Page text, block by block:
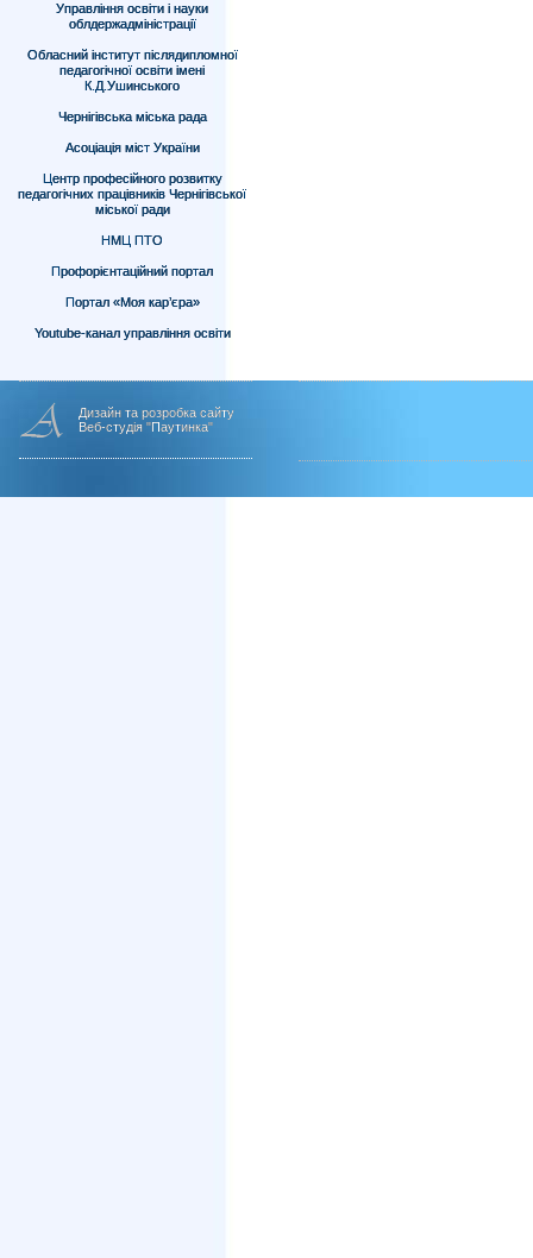
Управління освіти і науки
облдержадміністрації
Обласний інститут післядипломної
педагогічної освіти імені
К.Д.Ушинського
Чернігівська міська рада
Асоціація міст України
Центр професійного розвитку
педагогічних працівників Чернігівської
міської ради
НМЦ ПТО
Профорієнтаційний портал
Портал «Моя кар’єра»
Youtube-канал управління освіти
Дизайн та розробка сайту
Веб-студія "Паутинка"